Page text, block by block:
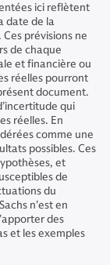
ici reflètent
date de la
prévisions ne
de chaque
et financière ou
réelles pourront
document.
qui
réelles. En
comme une
possibles. Ces
et
de
du
n’est en
des
et les exemples